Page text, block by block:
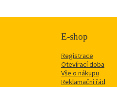
E-shop
Registrace
Otevírací doba
Vše o nákupu
Reklamační řád